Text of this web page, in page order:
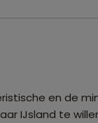
en de
IJsland te